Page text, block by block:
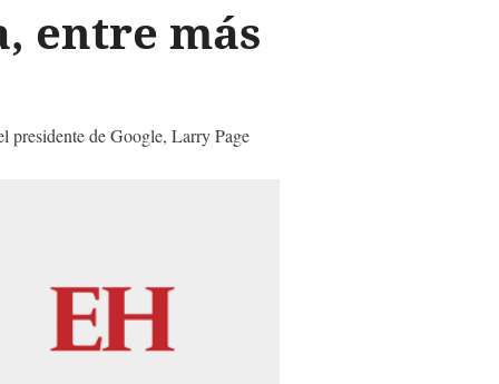
entre más
presidente de Google, Larry Page